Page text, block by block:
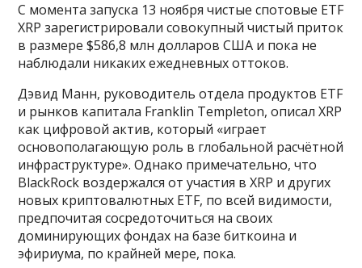
С момента запуска 13 ноября чистые спотовые ETF
XRP зарегистрировали совокупный чистый приток
в размере $586,8 млн долларов США и пока не
наблюдали никаких ежедневных оттоков.
Дэвид Манн, руководитель отдела продуктов ETF
и рынков капитала Franklin Templeton, описал XRP
как цифровой актив, который «играет
основополагающую роль в глобальной расчётной
инфраструктуре». Однако примечательно, что
BlackRock воздержался от участия в XRP и других
новых криптовалютных ETF, по всей видимости,
предпочитая сосредоточиться на своих
доминирующих фондах на базе биткоина и
эфириума, по крайней мере, пока.